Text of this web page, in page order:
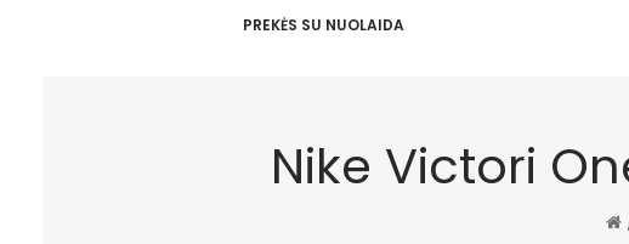
PREKĖS SU NUOLAIDA
Nike Victori